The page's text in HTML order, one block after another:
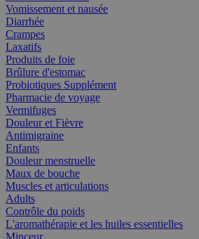
Vomissement et nausée
Diarrhée
Crampes
Laxatifs
Produits de foie
Brûlure d'estomac
Probiotiques Supplément
Pharmacie de voyage
Vermifuges
Douleur et Fièvre
Antimigraine
Enfants
Douleur menstruelle
Maux de bouche
Muscles et articulations
Adults
Contrôle du poids
L'aromathérapie et les huiles essentielles